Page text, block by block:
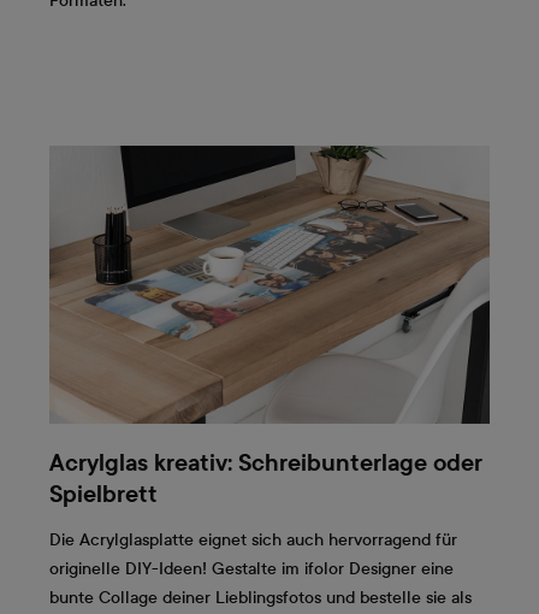
Acrylglas kreativ: Schreibunterlage oder
Spielbrett
Die Acrylglasplatte eignet sich auch hervorragend für
originelle DIY-Ideen! Gestalte im ifolor Designer eine
bunte Collage deiner Lieblingsfotos und bestelle sie als